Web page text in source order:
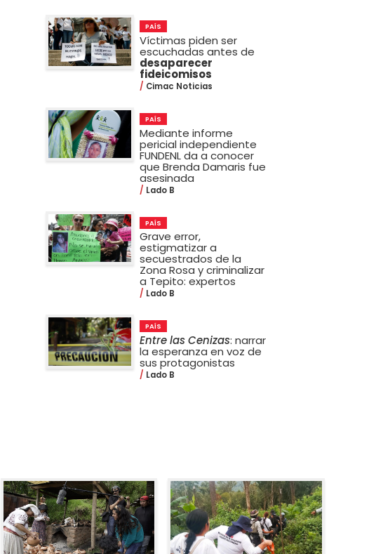
PAÍS
Víctimas piden ser
escuchadas antes de
desaparecer
fideicomisos
Cimac Noticias
PAÍS
Mediante informe
pericial independiente
FUNDENL da a conocer
que Brenda Damaris fue
asesinada
Lado B
PAÍS
Grave error,
estigmatizar a
secuestrados de la
Zona Rosa y criminalizar
a Tepito: expertos
Lado B
PAÍS
Entre las Cenizas: narrar
la esperanza en voz de
sus protagonistas
Lado B